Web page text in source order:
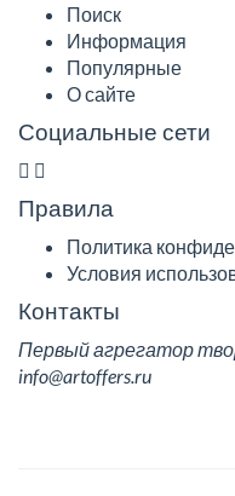
Поиск
Информация
Популярные
О сайте
Социальные сети
Правила
Политика
Условия
Контакты
Первый агрегатор
info@artoffers.ru